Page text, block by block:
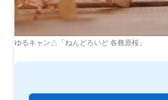
ゆるキャン△「ねんどろいど 各務原桜」